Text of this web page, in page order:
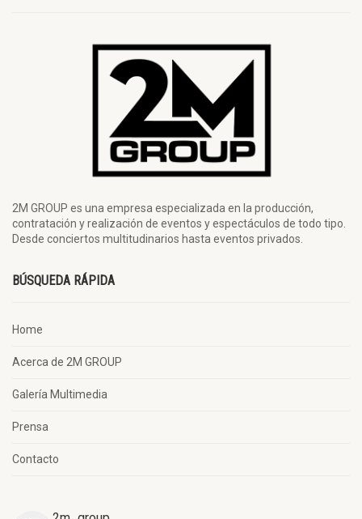
2M GROUP es una empresa especializada en la producción,
contratación y realización de eventos y espectáculos de todo tipo.
Desde conciertos multitudinarios hasta eventos privados.
BÚSQUEDA RÁPIDA
Home
Acerca de 2M GROUP
Galería Multimedia
Prensa
Contacto